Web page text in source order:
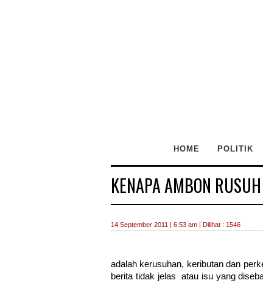
HOME POLITIK
KENAPA AMBON
14 September 2011 | 6:53 am | Dilihat : 1546
adalah kerusuhan, keributan dan
berita tidak jelas atau isu yang